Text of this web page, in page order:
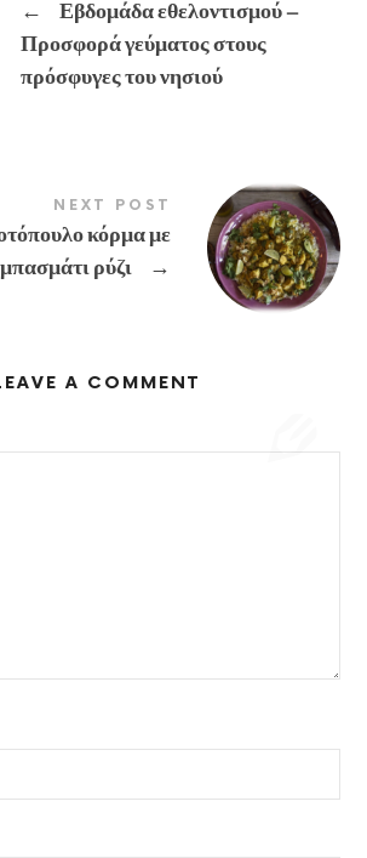
←
Εβδομάδα εθελοντισμού –
Προσφορά γεύματος στους
πρόσφυγες του νησιού
NEXT POST
κόρμα με
μπασμάτι ρύζι
→
A COMMENT